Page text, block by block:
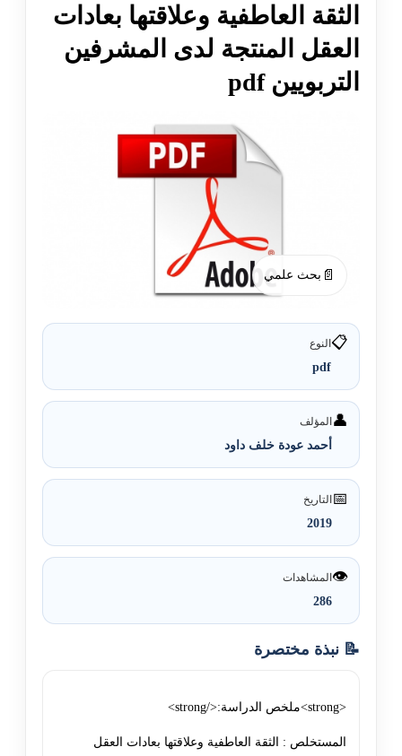
الثقة العاطفية وعلاقتها بعادات
العقل المنتجة لدى المشرفين
التربويين pdf
📄 بحث علمي
📋النوع
pdf
👤المؤلف
أحمد عودة خلف داود
📅التاريخ
2019
👁️المشاهدات
286
📝 نبذة مختصرة
<strong>ملخص الدراسة:</strong>
المستخلص : الثقة العاطفية وعلاقتها بعادات العقل